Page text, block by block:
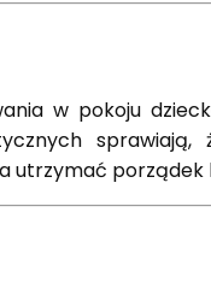
w pokoju
sprawiają,
utrzymać porządek